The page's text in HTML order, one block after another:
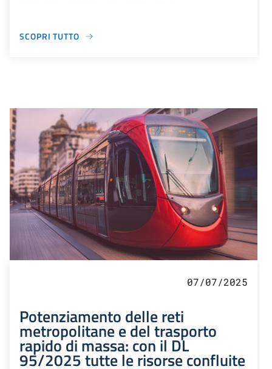
SCOPRI TUTTO
07/07/2025
Potenziamento delle reti
metropolitane e del trasporto
rapido di massa: con il DL
95/2025 tutte le risorse confluite